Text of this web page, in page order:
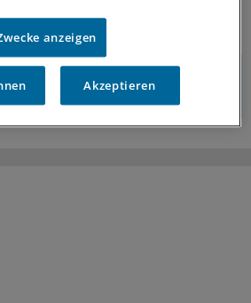
sein, um einen Kommentar
anzeigen
Akzeptieren